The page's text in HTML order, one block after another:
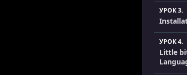
УРОК 3.
УРОК 4.
Little